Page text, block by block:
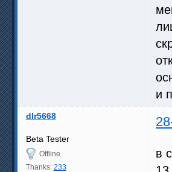
и
dlr5668
Beta Tester
Offline
Thanks: 233
в